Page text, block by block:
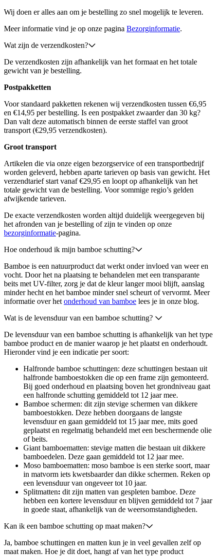
Wij doen er alles aan om je bestelling zo snel mogelijk te leveren.
Meer informatie vind je op onze pagina Bezorginformatie.
Wat zijn de verzendkosten?
De verzendkosten zijn afhankelijk van het formaat en het totale
gewicht van je bestelling.
Postpakketten
Voor standaard pakketten rekenen wij verzendkosten tussen €6,95
en €14,95 per bestelling. Is een postpakket zwaarder dan 30 kg?
Dan valt deze automatisch binnen de eerste staffel van groot
transport (€29,95 verzendkosten).
Groot transport
Artikelen die via onze eigen bezorgservice of een transportbedrijf
worden geleverd, hebben aparte tarieven op basis van gewicht. Het
verzendtarief start vanaf €29,95 en loopt op afhankelijk van het
totale gewicht van de bestelling. Voor sommige regio’s gelden
afwijkende tarieven.
De exacte verzendkosten worden altijd duidelijk weergegeven bij
het afronden van je bestelling of zijn te vinden op onze
bezorginformatie-pagina.
Hoe onderhoud ik mijn bamboe schutting?
Bamboe is een natuurproduct dat werkt onder invloed van weer en
vocht. Door het na plaatsing te behandelen met een transparante
beits met UV-filter, zorg je dat de kleur langer mooi blijft, aanslag
minder hecht en het bamboe minder snel scheurt of vervormt. Meer
informatie over het onderhoud van bamboe lees je in onze blog.
Wat is de levensduur van een bamboe schutting?
De levensduur van een bamboe schutting is afhankelijk van het type
bamboe product en de manier waarop je het plaatst en onderhoudt.
Hieronder vind je een indicatie per soort:
Halfronde bamboe schuttingen: deze schuttingen bestaan uit
halfronde bamboestokken die op een frame zijn gemonteerd.
Bij goed onderhoud en plaatsing boven het grondniveau gaat
een halfronde schutting gemiddeld tot 12 jaar mee.
Bamboe schermen: dit zijn stevige schermen van dikkere
bamboestokken. Deze hebben doorgaans de langste
levensduur en gaan gemiddeld tot 15 jaar mee, mits goed
geplaatst en regelmatig behandeld met een beschermende olie
of beits.
Giant bamboematten: stevige matten die bestaan uit dikkere
bamboedelen. Deze gaan gemiddeld tot 12 jaar mee.
Moso bamboematten: moso bamboe is een sterke soort, maar
in matvorm iets kwetsbaarder dan dikke schermen. Reken op
een levensduur van ongeveer tot 10 jaar.
Splitmatten: dit zijn matten van gespleten bamboe. Deze
hebben een kortere levensduur en blijven gemiddeld tot 7 jaar
in goede staat, afhankelijk van de weersomstandigheden.
Kan ik een bamboe schutting op maat maken?
Ja, bamboe schuttingen en matten kun je in veel gevallen zelf op
maat maken. Hoe je dit doet, hangt af van het type product